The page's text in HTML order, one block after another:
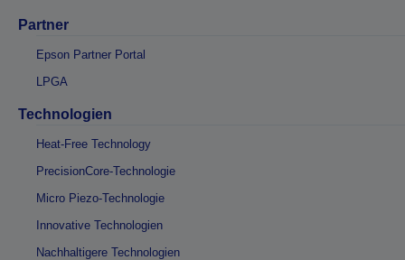
Partner
Epson Partner Portal
LPGA
Technologien
Heat-Free Technology
PrecisionCore-Technologie
Micro Piezo-Technologie
Innovative Technologien
Nachhaltigere Technologien